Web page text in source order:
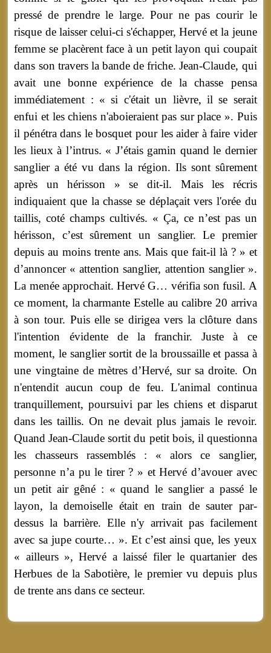
pressé de prendre le large. Pour ne pas courir le
risque de laisser celui-ci s'échapper, Hervé et la jeune
femme se placèrent face à un petit layon qui coupait
dans son travers la bande de friche. Jean-Claude, qui
avait une bonne expérience de la chasse pensa
immédiatement : « si c'était un lièvre, il se serait
enfui et les chiens n'aboieraient pas sur place ». Puis
il pénétra dans le bosquet pour les aider à faire vider
les lieux à l’intrus. « J’étais gamin quand le dernier
sanglier a été vu dans la région. Ils sont sûrement
après un hérisson » se dit-il. Mais les récris
indiquaient que la chasse se déplaçait vers l'orée du
taillis, coté champs cultivés. « Ça, ce n’est pas un
hérisson, c’est sûrement un sanglier. Le premier
depuis au moins trente ans. Mais que fait-il là ? » et
d’annoncer « attention sanglier, attention sanglier ».
La menée approchait. Hervé G… vérifia son fusil. A
ce moment, la charmante Estelle au calibre 20 arriva
à son tour. Puis elle se dirigea vers la clôture dans
l'intention évidente de la franchir. Juste à ce
moment, le sanglier sortit de la broussaille et passa à
une vingtaine de mètres d’Hervé, sur sa droite. On
n'entendit aucun coup de feu. L'animal continua
tranquillement, poursuivi par les chiens et disparut
dans les taillis. On ne devait plus jamais le revoir.
Quand Jean-Claude sortit du petit bois, il questionna
les chasseurs rassemblés : « alors ce sanglier,
personne n’a pu le tirer ? » et Hervé d’avouer avec
un petit air gêné : « quand le sanglier a passé le
layon, la demoiselle était en train de sauter par-
dessus la barrière. Elle n'y arrivait pas facilement
avec sa jupe courte… ». Et c’est ainsi que, les yeux
« ailleurs », Hervé a laissé filer le quartanier des
Herbues de la Sabotière, le premier vu depuis plus
de trente ans dans ce secteur.